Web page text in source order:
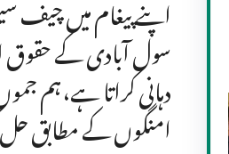
سول آبادی کے حقوق
دہانی کراتا ہے،ہم
امنگوں کے مطابق